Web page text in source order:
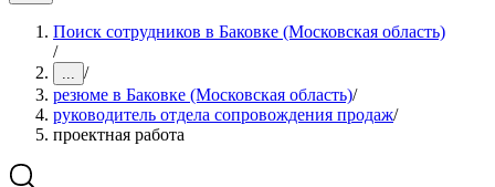
Поиск сотрудников в Баковке (Московская область)
/
... /
резюме в Баковке (Московская область)/
руководитель отдела сопровождения продаж/
проектная работа